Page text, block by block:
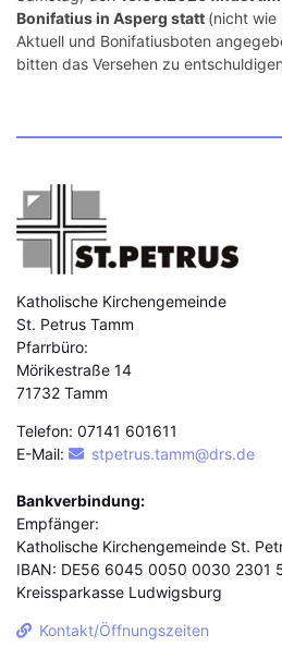
Bonifatius in Asperg statt (nicht wie
Aktuell und Bonifatiusboten
bitten das Versehen zu
Katholische Kirchengemeinde
St. Petrus Tamm
Pfarrbüro:
Mörikestraße 14
71732 Tamm
Telefon: 07141 601611
E-Mail:
stpetrus.tamm@drs.de
Bankverbindung:
Empfänger:
Katholische Kirchengemeinde St.
IBAN: DE56 6045 0050 0030 2301
Kreissparkasse Ludwigsburg
Kontakt/Öffnungszeiten